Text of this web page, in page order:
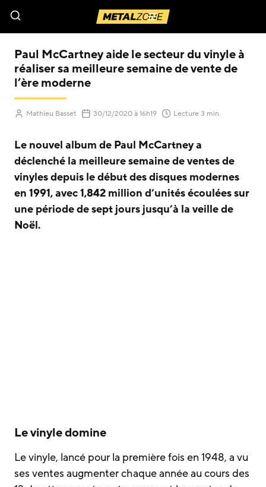
Menu
Paul McCartney aide le secteur du vinyle à
réaliser sa meilleure semaine de vente de
l’ère moderne
Mathieu Basset 30/12/2020(Mis à jour le )
à 16h19 Lecture 3 min.
Le nouvel album de Paul McCartney a
déclenché la meilleure semaine de ventes de
vinyles depuis le début des disques modernes
en 1991, avec 1,842 million d’unités écoulées sur
une période de sept jours jusqu’à la veille de
Noël.
Le vinyle domine
Le vinyle, lancé pour la première fois en 1948, a vu
ses ventes augmenter chaque année au cours des